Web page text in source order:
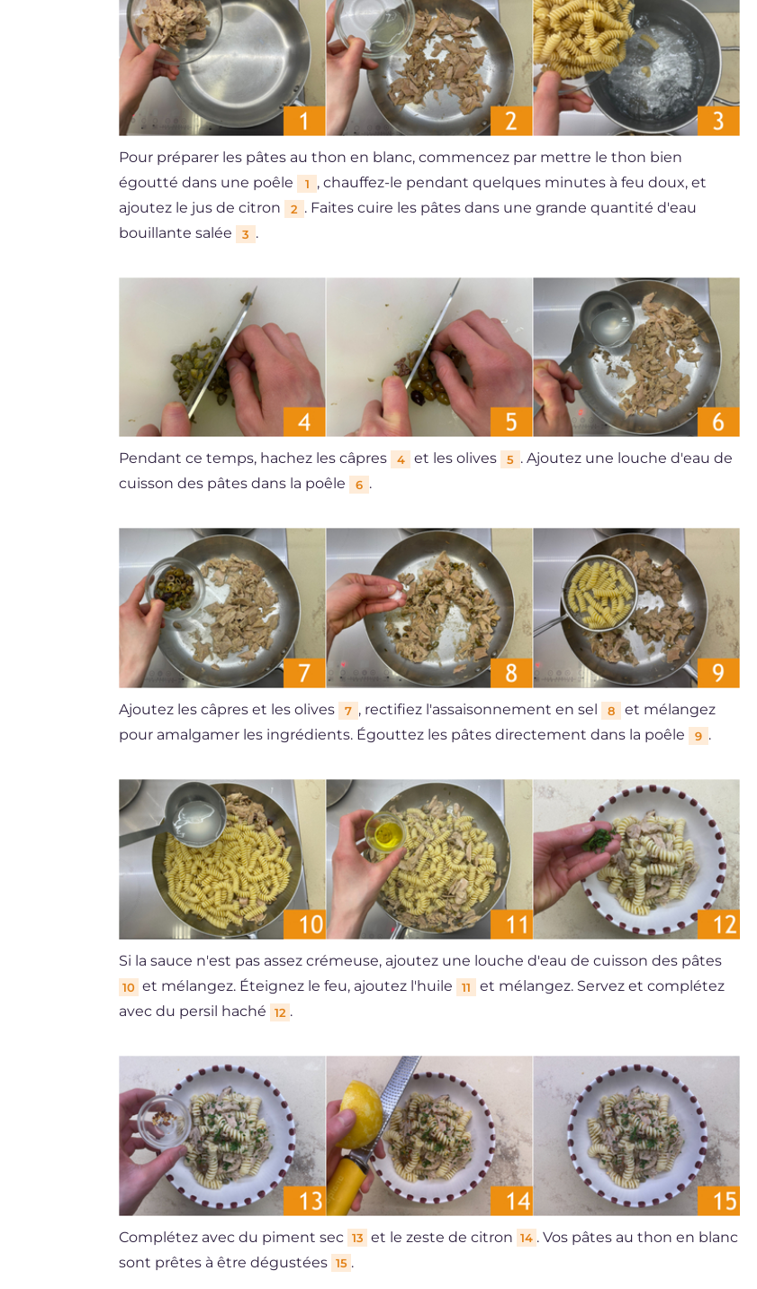
Pour préparer les pâtes au thon en blanc, commencez par mettre le thon bien
égoutté dans une poêle
1
, chauffez-le pendant quelques minutes à feu doux, et
ajoutez le jus de citron
2 . Faites cuire les pâtes dans une grande quantité d'eau
bouillante salée
3 .
Pendant ce temps, hachez les câpres 4 et les olives 5 . Ajoutez une louche d'eau de
cuisson des pâtes dans la poêle
6 .
Ajoutez les câpres et les olives 7 , rectifiez l'assaisonnement en sel 8
et mélangez
pour amalgamer les ingrédients. Égouttez les pâtes directement dans la poêle
9 .
Si la sauce n'est pas assez crémeuse, ajoutez une louche d'eau de cuisson des pâtes
10 et mélangez. Éteignez le feu, ajoutez l'huile 11
et mélangez. Servez et complétez
avec du persil haché
12 .
Complétez avec du piment sec 13 et le zeste de citron 14 . Vos pâtes au thon en blanc
sont prêtes à être dégustées 15 .